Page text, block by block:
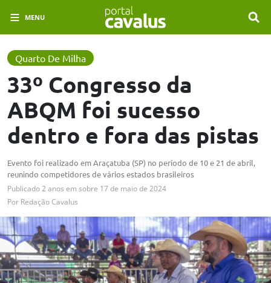
MENU
Quarto De Milha
33º Congresso da
ABQM foi sucesso
dentro e fora das pistas
Evento foi realizado em Araçatuba (SP) no período de 10 e 21 de abril,
reunindo competidores de vários estados brasileiros
Publicado2 anos em sobre 17 de maio de 2024
Por Redação Cavalus